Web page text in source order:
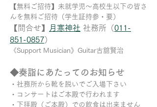
【無料ご招待】未就学児～高校生以下の皆さ
んを無料ご招待（学生証持参・要）
【問合せ】 月寒神社 社務所（011-
851-0857）
《Support Musician》Guitar古舘賢治
◆奏詣にあたってのお知らせ
・社務所から靴を脱いでご入場下さい
・コンサートはご本殿で行われます
・下拝殿（ご本殿）での飲食は出来ません